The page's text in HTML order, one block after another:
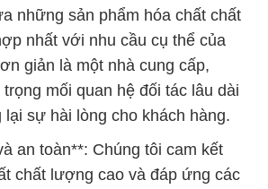
những sản phẩm hóa chất chất
nhất với nhu cầu cụ thể của
giản là một nhà cung cấp,
mối quan hệ đối tác lâu dài
lại sự hài lòng cho khách hàng.
an toàn**: Chúng tôi cam kết
chất lượng cao và đáp ứng các